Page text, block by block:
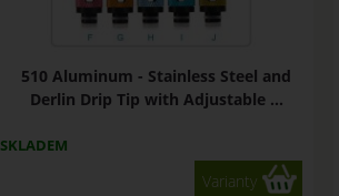
510 Aluminum - Stainless Steel and
Derlin Drip Tip with Adjustable ...
SKLADEM
Varianty